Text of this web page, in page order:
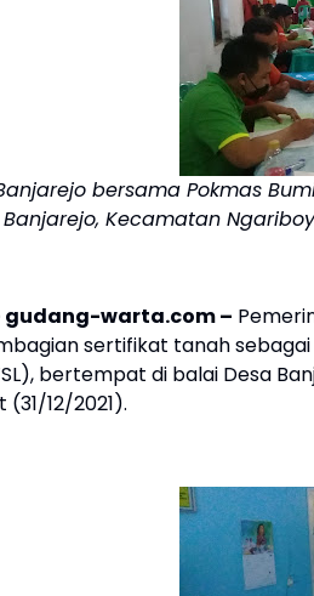
bersama Pokmas
Kecamatan
gudang-warta.com –
sertifikat tanah
bertempat di balai Desa
12/2021).